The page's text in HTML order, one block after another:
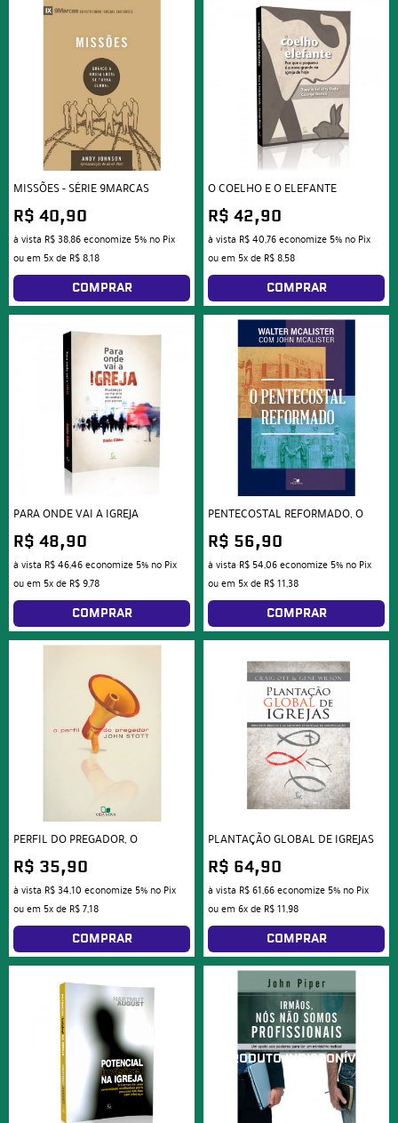
MISSÕES - SÉRIE 9MARCAS
R$ 40,90
à vista R$ 38,86economize 5% no Pix
ou em 5xde R$ 8,18
COMPRAR
O COELHO E O ELEFANTE
R$ 42,90
à vista R$ 40,76economize 5% no Pix
ou em 5xde R$ 8,58
COMPRAR
PARA ONDE VAI A IGREJA
R$ 48,90
à vista R$ 46,46economize 5% no Pix
ou em 5xde R$ 9,78
COMPRAR
PENTECOSTAL REFORMADO, O
R$ 56,90
à vista R$ 54,06economize 5% no Pix
ou em 5xde R$ 11,38
COMPRAR
PERFIL DO PREGADOR, O
R$ 35,90
à vista R$ 34,10 economize 5% no Pix
ou em 5xde R$ 7,18
COMPRAR
PLANTAÇÃO GLOBAL DE IGREJAS
R$ 64,90
à vista R$ 61,66economize 5% no Pix
ou em 6xde R$ 11,98
COMPRAR